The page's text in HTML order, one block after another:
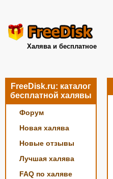
Халява и бесплатное
FreeDisk.ru: каталог
бесплатной халявы
Форум
Новая халява
Новые отзывы
Лучшая халява
FAQ по халяве